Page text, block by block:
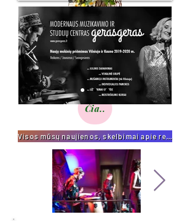
Čia..
Visos mūsų naujienos, skelbimai apie renginius, koncertus...